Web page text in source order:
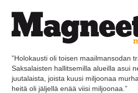
”Holokausti oli toisen maailmansodan
Saksalaisten hallitsemilla alueilla asui
juutalaista, joista kuusi miljoonaa
heitä oli jäljellä enää viisi miljoonaa.”